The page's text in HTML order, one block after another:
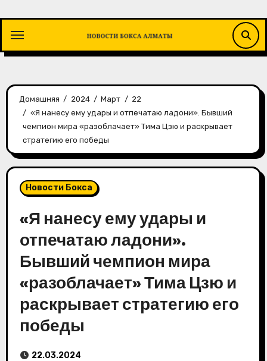
содержимому
Домашняя 2024 Март
22
«Я нанесу ему удары и отпечатаю ладони». Бывший
чемпион мира «разоблачает» Тима Цзю и раскрывает
стратегию его победы
Новости Бокса
«Я нанесу ему удары и
отпечатаю ладони».
Бывший чемпион мира
«разоблачает» Тима Цзю и
раскрывает стратегию его
победы
22.03.2024